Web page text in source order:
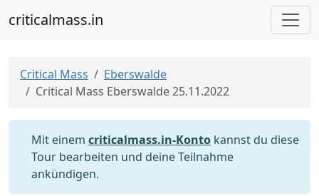
criticalmass.in
Critical Mass
Eberswalde
Critical Mass Eberswalde 25.11.2022
Mit einem criticalmass.in-Konto kannst du diese
Tour bearbeiten und deine Teilnahme
ankündigen.